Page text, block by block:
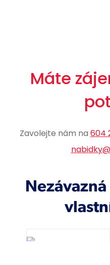
Máte
Zavolejte nám na 604